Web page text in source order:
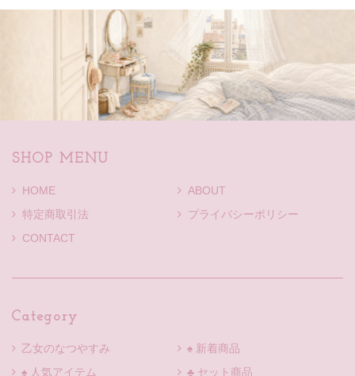
SHOP MENU
HOME
ABOUT
特定商取引法
プライバシーポリシー
CONTACT
Category
乙女のなつやすみ
♠ 新着商品
♠ 人気アイテム
♣ セット商品